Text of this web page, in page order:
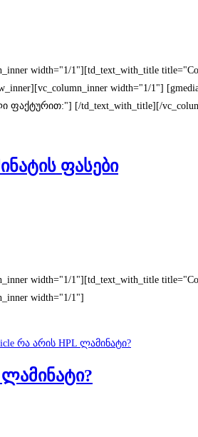
width="1/1"][td_text_with_title
width="1/1"]
[/td_text_with_title][/
ფასები
width="1/1"][td_text_with_title
width="1/1"]